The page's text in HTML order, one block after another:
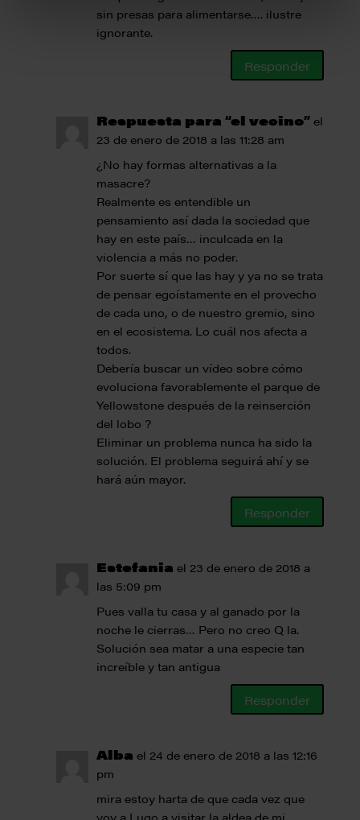
sin presas para alimentarse…. ilustre
ignorante.
Responder
Respuesta para “el vecino” el
23 de enero de 2018 a las 11:28 am
¿No hay formas alternativas a la
masacre?
Realmente es entendible un
pensamiento así dada la sociedad que
hay en este país… inculcada en la
violencia a más no poder.
Por suerte sí que las hay y ya no se trata
de pensar egoístamente en el provecho
de cada uno, o de nuestro gremio, sino
en el ecosistema. Lo cuál nos afecta a
todos.
Debería buscar un vídeo sobre cómo
evoluciona favorablemente el parque de
Yellowstone después de la reinserción
del lobo ?
Eliminar un problema nunca ha sido la
solución. El problema seguirá ahí y se
hará aún mayor.
Responder
Estefania el 23 de enero de 2018 a
las 5:09 pm
Pues valla tu casa y al ganado por la
noche le cierras… Pero no creo Q la.
Solución sea matar a una especie tan
increíble y tan antigua
Responder
Alba el 24 de enero de 2018 a las 12:16
pm
mira estoy harta de que cada vez que